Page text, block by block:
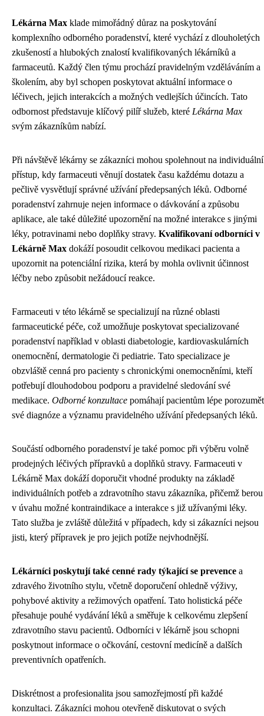
Lékárna Max klade mimořádný důraz na poskytování
komplexního odborného poradenství, které vychází z dlouholetých
zkušeností a hlubokých znalostí kvalifikovaných lékárníků a
farmaceutů. Každý člen týmu prochází pravidelným vzděláváním a
školením, aby byl schopen poskytovat aktuální informace o
léčivech, jejich interakcích a možných vedlejších účincích. Tato
odbornost představuje klíčový pilíř služeb, které Lékárna Max
svým zákazníkům nabízí.
Při návštěvě lékárny se zákazníci mohou spolehnout na individuální
přístup, kdy farmaceuti věnují dostatek času každému dotazu a
pečlivě vysvětlují správné užívání předepsaných léků. Odborné
poradenství zahrnuje nejen informace o dávkování a způsobu
aplikace, ale také důležité upozornění na možné interakce s jinými
léky, potravinami nebo doplňky stravy. Kvalifikovaní odborníci v
Lékárně Max dokáží posoudit celkovou medikaci pacienta a
upozornit na potenciální rizika, která by mohla ovlivnit účinnost
léčby nebo způsobit nežádoucí reakce.
Farmaceuti v této lékárně se specializují na různé oblasti
farmaceutické péče, což umožňuje poskytovat specializované
poradenství například v oblasti diabetologie, kardiovaskulárních
onemocnění, dermatologie či pediatrie. Tato specializace je
obzvláště cenná pro pacienty s chronickými onemocněními, kteří
potřebují dlouhodobou podporu a pravidelné sledování své
medikace. Odborné konzultace pomáhají pacientům lépe porozumět
své diagnóze a významu pravidelného užívání předepsaných léků.
Součástí odborného poradenství je také pomoc při výběru volně
prodejných léčivých přípravků a doplňků stravy. Farmaceuti v
Lékárně Max dokáží doporučit vhodné produkty na základě
individuálních potřeb a zdravotního stavu zákazníka, přičemž berou
v úvahu možné kontraindikace a interakce s již užívanými léky.
Tato služba je zvláště důležitá v případech, kdy si zákazníci nejsou
jisti, který přípravek je pro jejich potíže nejvhodnější.
Lékárníci poskytují také cenné rady týkající se prevence a
zdravého životního stylu, včetně doporučení ohledně výživy,
pohybové aktivity a režimových opatření. Tato holistická péče
přesahuje pouhé vydávání léků a směřuje k celkovému zlepšení
zdravotního stavu pacientů. Odborníci v lékárně jsou schopni
poskytnout informace o očkování, cestovní medicíně a dalších
preventivních opatřeních.
Diskrétnost a profesionalita jsou samozřejmostí při každé
konzultaci. Zákazníci mohou otevřeně diskutovat o svých